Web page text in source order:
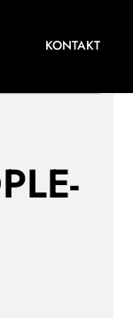
KONTAKT